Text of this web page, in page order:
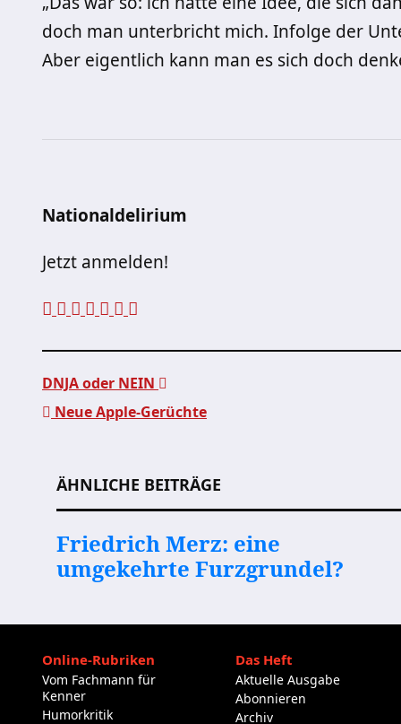
doch man unterbricht mich. Infolge der
Aber eigentlich kann man es sich doch
Nationaldelirium
Jetzt anmelden!
DNJA oder NEIN
Neue Apple-Gerüchte
ÄHNLICHE BEITRÄGE
Friedrich Merz: eine
umgekehrte Furzgrundel?
Online-Rubriken
Vom Fachmann für
Kenner
Humorkritik
Das Heft
Aktuelle Ausgabe
Abonnieren
Archiv